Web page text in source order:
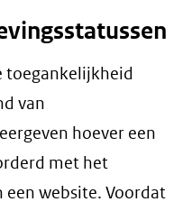
toegankelijkheid
van
hoever een
met het
website. Voordat